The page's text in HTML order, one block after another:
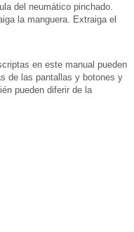
del neumático pinchado.
la manguera. Extraiga el
en este manual pueden
de las pantallas y botones y
pueden diferir de la